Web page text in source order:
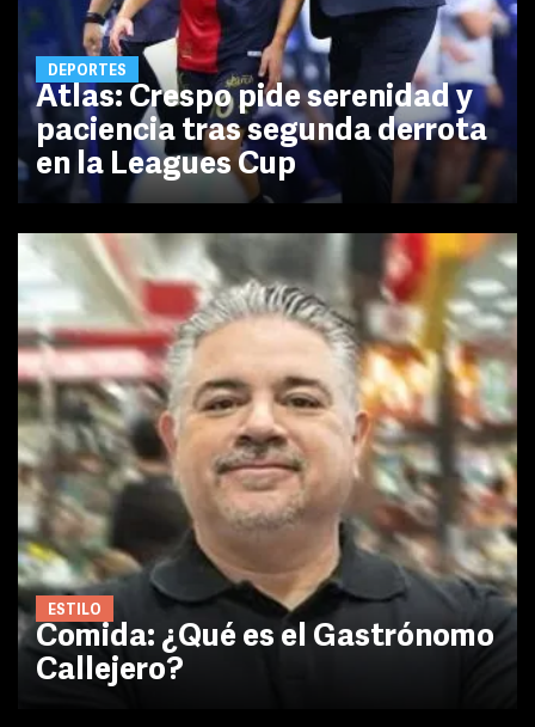
DEPORTES
Atlas: Crespo pide serenidad y
paciencia tras segunda derrota
en la Leagues Cup
ESTILO
Comida: ¿Qué es el Gastrónomo
Callejero?